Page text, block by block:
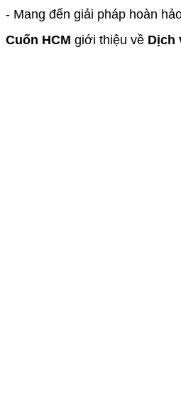
- Mang đến giải pháp hoàn
Cuốn HCM giới thiệu về Dịch